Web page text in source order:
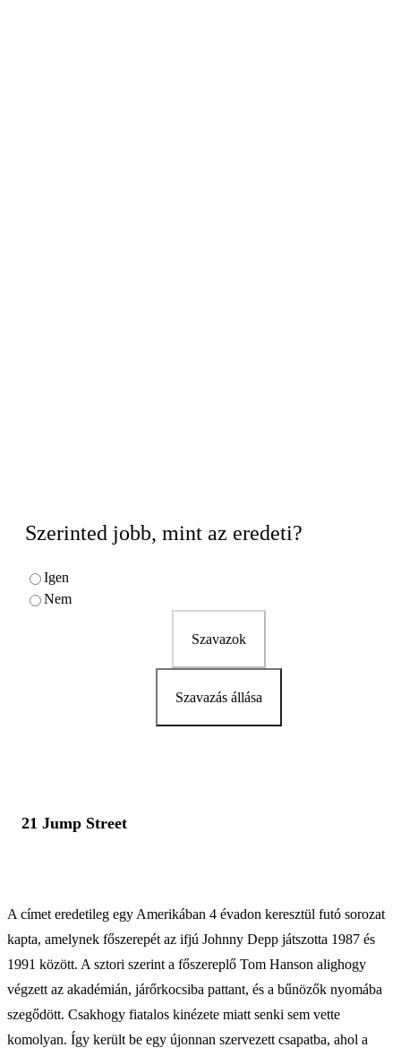
Szerinted jobb, mint az eredeti?
Igen
Nem
Szavazok
Szavazás állása
21 Jump Street
A címet eredetileg egy Amerikában 4 évadon keresztül futó sorozat
kapta, amelynek főszerepét az ifjú Johnny Depp játszotta 1987 és
1991 között. A sztori szerint a főszereplő Tom Hanson alighogy
végzett az akadémián, járőrkocsiba pattant, és a bűnözők nyomába
szegődött. Csakhogy fiatalos kinézete miatt senki sem vette
komolyan. Így került be egy újonnan szervezett csapatba, ahol a